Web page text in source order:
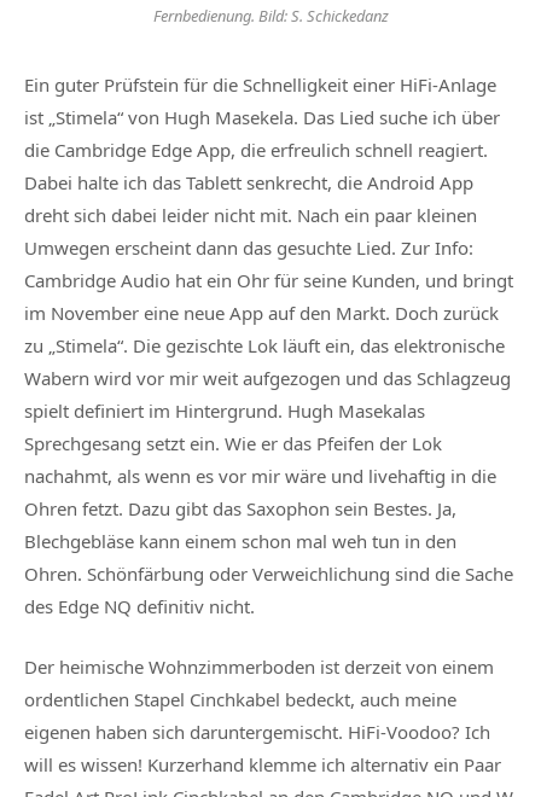
Fernbedienung. Bild: S. Schickedanz
Ein guter Prüfstein für die Schnelligkeit einer HiFi-Anlage
ist „Stimela“ von Hugh Masekela. Das Lied suche ich über
die Cambridge Edge App, die erfreulich schnell reagiert.
Dabei halte ich das Tablett senkrecht, die Android App
dreht sich dabei leider nicht mit. Nach ein paar kleinen
Umwegen erscheint dann das gesuchte Lied. Zur Info:
Cambridge Audio hat ein Ohr für seine Kunden, und bringt
im November eine neue App auf den Markt. Doch zurück
zu „Stimela“. Die gezischte Lok läuft ein, das elektronische
Wabern wird vor mir weit aufgezogen und das Schlagzeug
spielt definiert im Hintergrund. Hugh Masekalas
Sprechgesang setzt ein. Wie er das Pfeifen der Lok
nachahmt, als wenn es vor mir wäre und livehaftig in die
Ohren fetzt. Dazu gibt das Saxophon sein Bestes. Ja,
Blechgebläse kann einem schon mal weh tun in den
Ohren. Schönfärbung oder Verweichlichung sind die Sache
des Edge NQ definitiv nicht.
Der heimische Wohnzimmerboden ist derzeit von einem
ordentlichen Stapel Cinchkabel bedeckt, auch meine
eigenen haben sich daruntergemischt. HiFi-Voodoo? Ich
will es wissen! Kurzerhand klemme ich alternativ ein Paar